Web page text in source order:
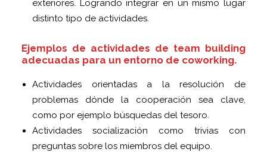
exteriores. Logrando integrar en un mismo lugar
distinto tipo de actividades.
Ejemplos de actividades de team building
adecuadas para un entorno de coworking.
Actividades orientadas a la resolución de
problemas dónde la cooperación sea clave,
como por ejemplo búsquedas del tesoro.
Actividades socialización como trivias con
preguntas sobre los miembros del equipo.